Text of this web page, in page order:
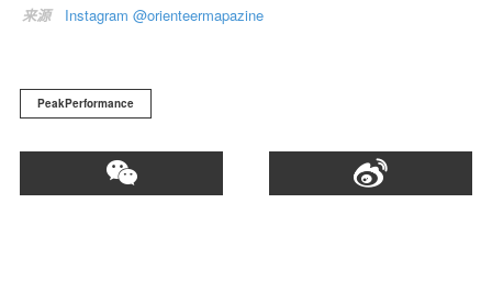
来源 Instagram @orienteermapazine
PeakPerformance